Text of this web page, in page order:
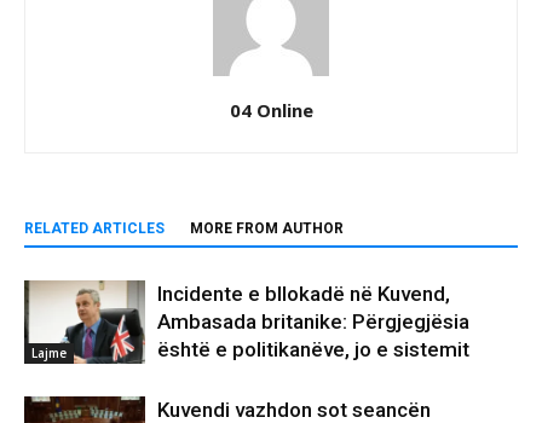
04 Online
RELATED ARTICLES MORE FROM AUTHOR
Lajme
Incidente e bllokadë në Kuvend,
Ambasada britanike: Përgjegjësia
është e politikanëve, jo e sistemit
Kuvendi vazhdon sot seancën